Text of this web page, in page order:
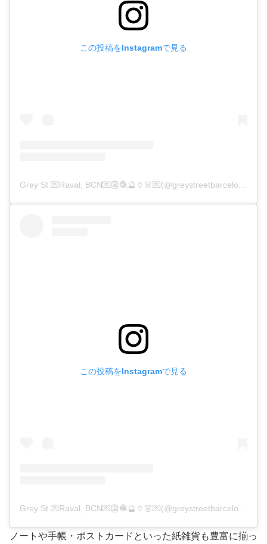
この投稿をInstagramで見る
この投稿をInstagramで見る
ノートや手帳・ポストカードといった紙雑貨も豊富に揃っ